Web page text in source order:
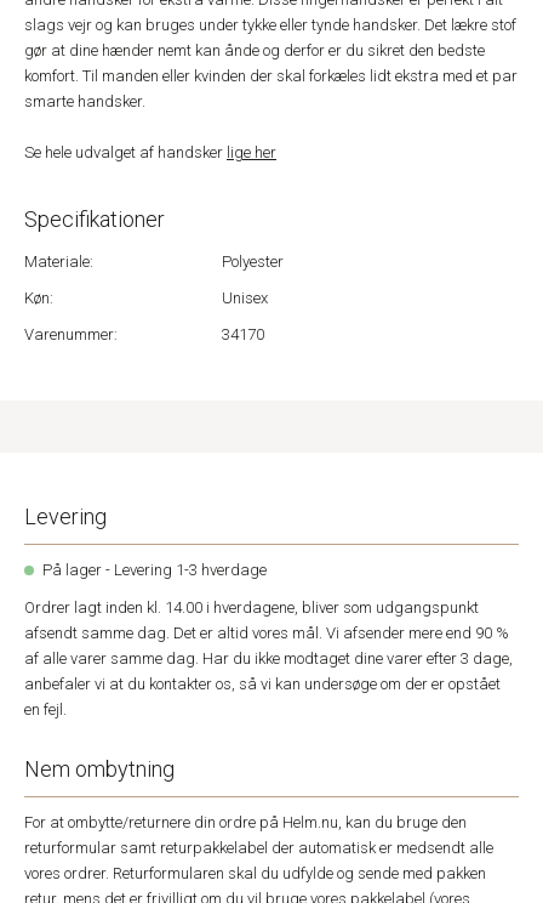
slags vejr og kan bruges under tykke eller tynde handsker. Det lækre stof
gør at dine hænder nemt kan ånde og derfor er du sikret den bedste
komfort. Til manden eller kvinden der skal forkæles lidt ekstra med et par
smarte handsker.
Se hele udvalget af handsker lige her
Specifikationer
Materiale:
Polyester
Køn:
Unisex
Varenummer:
34170
Levering
På lager - Levering 1-3 hverdage
Ordrer lagt inden kl. 14.00 i hverdagene, bliver som udgangspunkt
afsendt samme dag. Det er altid vores mål. Vi afsender mere end 90 %
af alle varer samme dag. Har du ikke modtaget dine varer efter 3 dage,
anbefaler vi at du kontakter os, så vi kan undersøge om der er opstået
en fejl.
Nem ombytning
For at ombytte/returnere din ordre på Helm.nu, kan du bruge den
returformular samt returpakkelabel der automatisk er medsendt alle
vores ordrer. Returformularen skal du udfylde og sende med pakken
retur, mens det er frivilligt om du vil bruge vores pakkelabel (vores